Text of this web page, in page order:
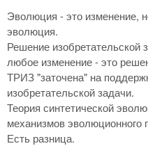
Эволюция - это изменение,
эволюция.
Решение изобретательской
любое изменение - это
ТРИЗ "заточена" на
изобретательской задачи.
Теория синтетической
механизмов эволюционного
Есть разница.